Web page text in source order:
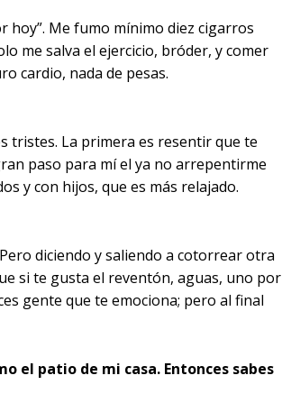
hoy”. Me fumo mínimo diez cigarros
me salva el ejercicio, bróder, y comer
cardio, nada de pesas.
tristes. La primera es resentir que te
paso para mí el ya no arrepentirme
y con hijos, que es más relajado.
diciendo y saliendo a cotorrear otra
si te gusta el reventón, aguas, uno por
gente que te emociona; pero al final
el patio de mi casa. Entonces sabes